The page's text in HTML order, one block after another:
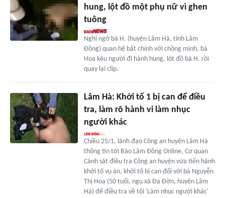
hung, lột đồ một phụ nữ vì ghen
tuông
Nghi ngờ bà H. (huyện Lâm Hà, tỉnh Lâm
Đồng) quan hệ bất chính với chồng mình, bà
Hoa kêu người đi hành hung, lột đồ bà H. rồi
quay lại clip.
Lâm Hà: Khởi tố 1 bị can để điều
tra, làm rõ hành vi làm nhục
người khác
Chiều 25/1, lãnh đạo Công an huyện Lâm Hà
thông tin tới Báo Lâm Đồng Online, Cơ quan
Cảnh sát điều tra Công an huyện vừa tiến hành
khởi tố vụ án, khởi tố bị can đối với bà Nguyễn
Thị Hoa (50 tuổi, ngụ xã Đạ Đờn, huyện Lâm
Hà) để điều tra về tội 'Làm nhục người khác'